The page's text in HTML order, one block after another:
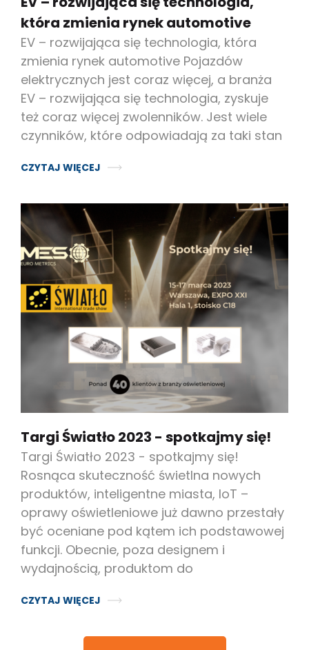
która zmienia rynek automotive
EV – rozwijająca się technologia, która
zmienia rynek automotive Pojazdów
elektrycznych jest coraz więcej, a branża
EV – rozwijająca się technologia, zyskuje
też coraz więcej zwolenników. Jest wiele
czynników, które odpowiadają za taki stan
CZYTAJ WIĘCEJ
Targi Światło 2023 - spotkajmy się!
Targi Światło 2023 - spotkajmy się!
Rosnąca skuteczność świetlna nowych
produktów, inteligentne miasta, IoT –
oprawy oświetleniowe już dawno przestały
być oceniane pod kątem ich podstawowej
funkcji. Obecnie, poza designem i
wydajnością, produktom do
CZYTAJ WIĘCEJ